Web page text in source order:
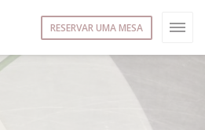
RESERVAR UMA MESA